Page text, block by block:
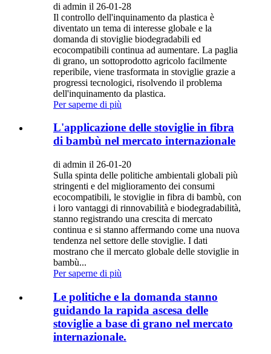
di admin il 26-01-28
Il controllo dell'inquinamento da plastica è
diventato un tema di interesse globale e la
domanda di stoviglie biodegradabili ed
ecocompatibili continua ad aumentare. La paglia
di grano, un sottoprodotto agricolo facilmente
reperibile, viene trasformata in stoviglie grazie a
progressi tecnologici, risolvendo il problema
dell'inquinamento da plastica.
Per saperne di più
L'applicazione delle stoviglie in fibra
di bambù nel mercato internazionale
di admin il 26-01-20
Sulla spinta delle politiche ambientali globali più
stringenti e del miglioramento dei consumi
ecocompatibili, le stoviglie in fibra di bambù, con
i loro vantaggi di rinnovabilità e biodegradabilità,
stanno registrando una crescita di mercato
continua e si stanno affermando come una nuova
tendenza nel settore delle stoviglie. I dati
mostrano che il mercato globale delle stoviglie in
bambù...
Per saperne di più
Le politiche e la domanda stanno
guidando la rapida ascesa delle
stoviglie a base di grano nel mercato
internazionale.